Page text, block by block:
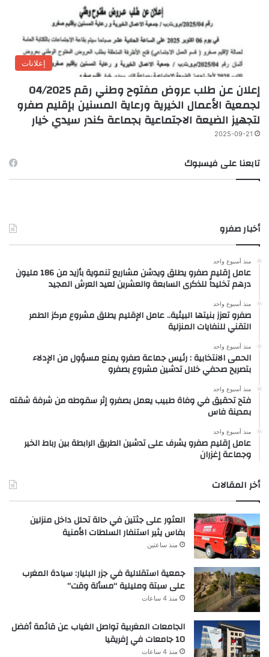
إعلانات
إعلان عن طلب عروض مفتوح وطني رقم 04/2025
لجمعية الأعمال الخيرية ورعاية المسنين بإقليم صفرو
لتجهيز الضيعة الاجتماعية بجماعة كندر سيدي خيار
2025-09-21
تابعنا على فيسبوك
أخبار صفرو
منذ أسبوع واحد
عامل إقليم صفرو يطلق ويدشن مشاريع تنموية بأزيد من 186 مليون
درهم تخليداً للذكرى السابعة والعشرين لعيد العرش المجيد
منذ أسبوع واحد
صفرو تعزز بنيتها البيئية.. عامل الإقليم يطلق مشروع مركز الطمر
التقني للنفايات المنزلية
منذ أسبوع واحد
الحمى الانتخابية : رئيس جماعة صفرو يمنع مسؤول من الإدلاء
بتصريح صحفي خلال تدشين مشروع بصفرو
منذ أسبوع واحد
فتح تحقيق في وفاة طبيب يعمل بصفرو إثر سقوطه من شرفة شقته
بمدينة فاس
منذ أسبوع واحد
عامل إقليم صفرو يشرف على تدشين الطريق الرابطة بين رباط الخير
وجماعة إغزران
أخر المقالات
العثور على جثتين في حالة تحلل داخل منزلين
بفاس يثير استنفار السلطات الأمنية
منذ ساعتين
جمعية استقلالية في جزر البليار: سيادة المغرب
على سبتة ومليلية “مسألة وقت”
منذ 4 ساعات
الجامعات المغربية تواصل الغياب عن قائمة أفضل
10 جامعات في إفريقيا
منذ 4 ساعات